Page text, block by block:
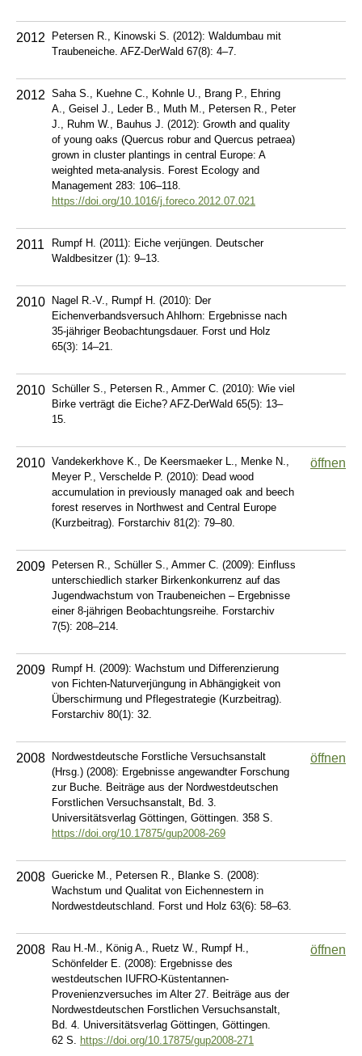
2012
Petersen R., Kinowski S. (2012): Waldumbau mit
Traubeneiche. AFZ-DerWald 67(8): 4–7.
2012 Saha S., Kuehne C., Kohnle U., Brang P., Ehring
A., Geisel J., Leder B., Muth M., Petersen R., Peter
J., Ruhm W., Bauhus J. (2012): Growth and quality
of young oaks (Quercus robur and Quercus petraea)
grown in cluster plantings in central Europe: A
weighted meta-analysis. Forest Ecology and
Management 283: 106–118.
https://doi.org/10.1016/j.foreco.2012.07.021
2011
Rumpf H. (2011): Eiche verjüngen. Deutscher
Waldbesitzer (1): 9–13.
2010 Nagel R.-V., Rumpf H. (2010): Der
Eichenverbandsversuch Ahlhorn: Ergebnisse nach
35-jähriger Beobachtungsdauer. Forst und Holz
65(3): 14–21.
2010 Schüller S., Petersen R., Ammer C. (2010): Wie viel
Birke verträgt die Eiche? AFZ-DerWald 65(5): 13–
15.
2010 Vandekerkhove K., De Keersmaeker L., Menke N.,
Meyer P., Verschelde P. (2010): Dead wood
accumulation in previously managed oak and beech
forest reserves in Northwest and Central Europe
(Kurzbeitrag). Forstarchiv 81(2): 79–80.
öffnen
2009 Petersen R., Schüller S., Ammer C. (2009): Einfluss
unterschiedlich starker Birkenkonkurrenz auf das
Jugendwachstum von Traubeneichen – Ergebnisse
einer 8-jährigen Beobachtungsreihe. Forstarchiv
7(5): 208–214.
2009 Rumpf H. (2009): Wachstum und Differenzierung
von Fichten-Naturverjüngung in Abhängigkeit von
Überschirmung und Pflegestrategie (Kurzbeitrag).
Forstarchiv 80(1): 32.
2008 Nordwestdeutsche Forstliche Versuchsanstalt
(Hrsg.) (2008): Ergebnisse angewandter Forschung
zur Buche. Beiträge aus der Nordwestdeutschen
Forstlichen Versuchsanstalt, Bd. 3.
Universitätsverlag Göttingen, Göttingen. 358 S.
https://doi.org/10.17875/gup2008-269
öffnen
2008 Guericke M., Petersen R., Blanke S. (2008):
Wachstum und Qualitat von Eichennestern in
Nordwestdeutschland. Forst und Holz 63(6): 58–63.
2008 Rau H.-M., König A., Ruetz W., Rumpf H.,
Schönfelder E. (2008): Ergebnisse des
westdeutschen IUFRO-Küstentannen-
Provenienzversuches im Alter 27. Beiträge aus der
Nordwestdeutschen Forstlichen Versuchsanstalt,
Bd. 4. Universitätsverlag Göttingen, Göttingen.
62 S. https://doi.org/10.17875/gup2008-271
öffnen